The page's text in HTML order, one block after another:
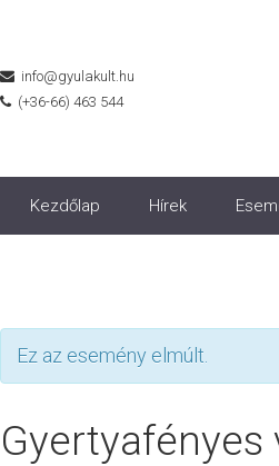
info@gyulakult.hu
(+36-66) 463 544
Kezdőlap Hírek
Ez az esemény elmúlt.
Gyertyafényes